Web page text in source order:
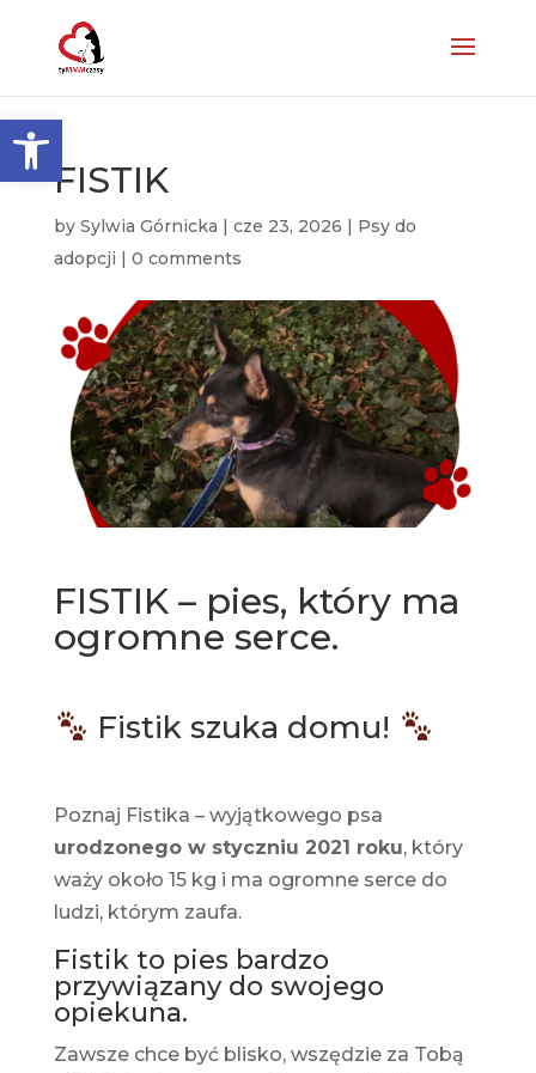
Otwórz pasek narzędzi
FISTIK
by Sylwia Górnicka | cze 23, 2026 | Psy do
adopcji | 0 comments
FISTIK – pies, który ma
ogromne serce.
Fistik szuka domu!
Poznaj Fistika – wyjątkowego psa
urodzonego w styczniu 2021 roku, który
waży około 15 kg i ma ogromne serce do
ludzi, którym zaufa.
Fistik to pies bardzo
przywiązany do swojego
opiekuna.
Zawsze chce być blisko, wszędzie za Tobą